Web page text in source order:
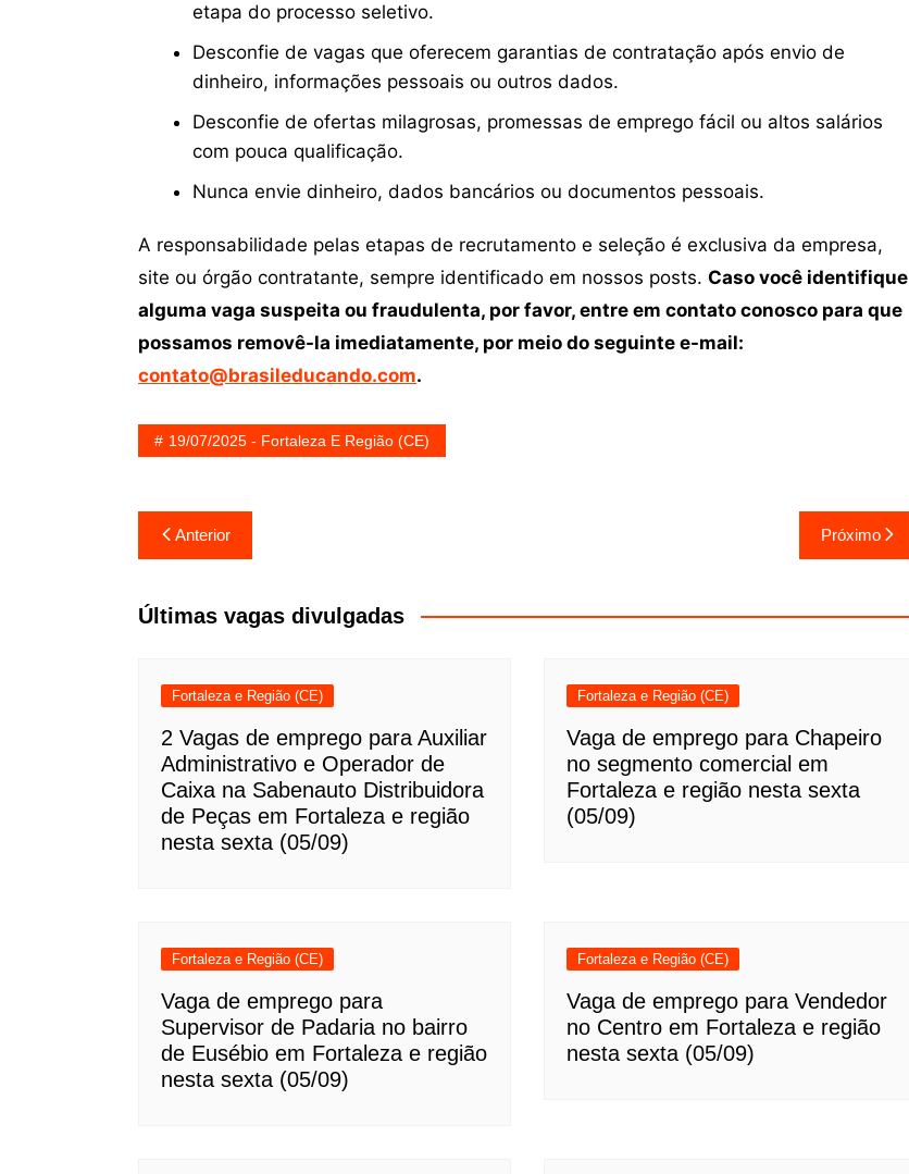
etapa do processo seletivo.
Desconfie de vagas que oferecem garantias de contratação após envio de
dinheiro, informações pessoais ou outros dados.
Desconfie de ofertas milagrosas, promessas de emprego fácil ou altos salários
com pouca qualificação.
Nunca envie dinheiro, dados bancários ou documentos pessoais.
A responsabilidade pelas etapas de recrutamento e seleção é exclusiva da empresa,
site ou órgão contratante, sempre identificado em nossos posts. Caso você identifique
alguma vaga suspeita ou fraudulenta, por favor, entre em contato conosco para que
possamos removê-la imediatamente, por meio do seguinte e-mail:
contato@brasileducando.com.
19/07/2025 - Fortaleza E Região (CE)
Navegação
de
Post
Anterior Próximo
Últimas vagas divulgadas
Fortaleza e Região (CE)
2 Vagas de emprego para Auxiliar
Administrativo e Operador de
Caixa na Sabenauto Distribuidora
de Peças em Fortaleza e região
nesta sexta (05/09)
Fortaleza e Região (CE)
Vaga de emprego para Chapeiro
no segmento comercial em
Fortaleza e região nesta sexta
(05/09)
Fortaleza e Região (CE)
Vaga de emprego para
Supervisor de Padaria no bairro
de Eusébio em Fortaleza e região
nesta sexta (05/09)
Fortaleza e Região (CE)
Vaga de emprego para Vendedor
no Centro em Fortaleza e região
nesta sexta (05/09)